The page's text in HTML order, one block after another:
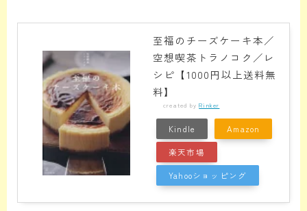
至福のチーズケーキ本／
空想喫茶トラノコク／レ
シピ【1000円以上送料無
料】
created byRinker
Kindle Amazon
楽天市場
Yahooショッピング